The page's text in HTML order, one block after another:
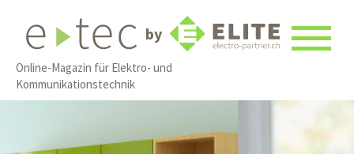
by
Online-Magazin für Elektro- und
Kommunikationstechnik